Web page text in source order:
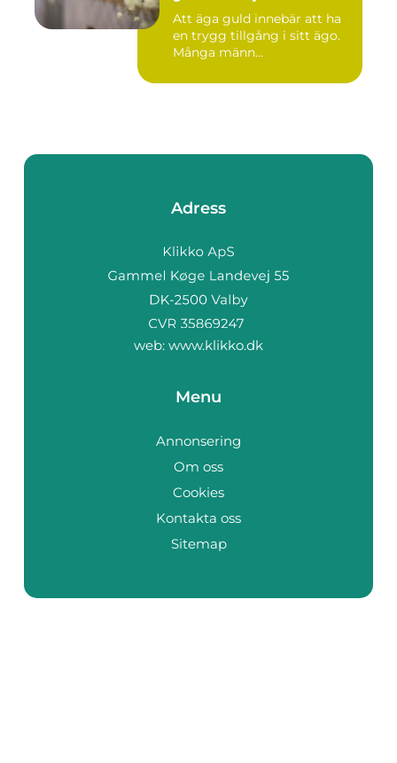
Att äga guld innebär att ha
en trygg tillgång i sitt ägo.
Många männ...
Adress
web: www.klikko.dk
Menu
Annonsering
Om oss
Cookies
Kontakta oss
Sitemap